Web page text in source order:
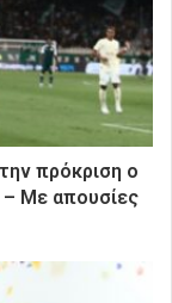
πρόκριση ο
– Με απουσίες